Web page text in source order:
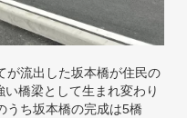
が流出した坂本橋が住民の
橋梁として生まれ変わり
うち坂本橋の完成は5橋